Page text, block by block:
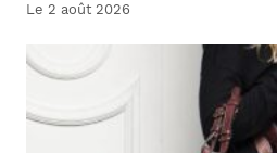
Le 2 août 2026